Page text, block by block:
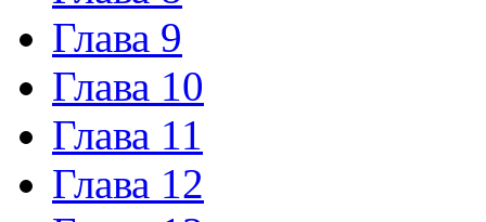
Глава 9
Глава 10
Глава 11
Глава 12